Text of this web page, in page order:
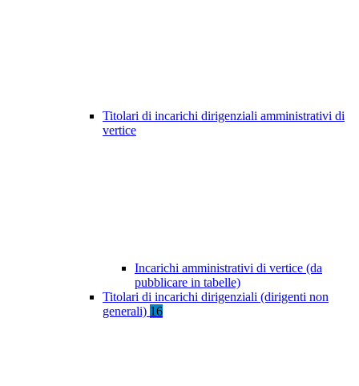
Titolari di incarichi dirigenziali amministrativi di
vertice
Incarichi amministrativi di vertice (da
pubblicare in tabelle)
Titolari di incarichi dirigenziali (dirigenti non
generali) 16